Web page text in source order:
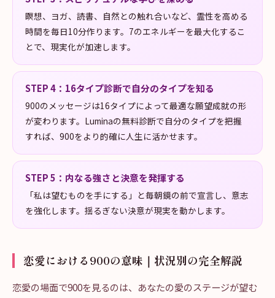
瞑想、ヨガ、読書、自然との触れ合いなど、霊性を高める
時間を毎日10分作ります。7のエネルギーを最大化するこ
とで、現実化が加速します。
STEP4 ： 16タイプ診断で自分のタイプを知る
900のメッセージは16タイプによって最適な願望成就の形
が変わります。Luminaの無料診断で自分のタイプを把握
すれば、900をより的確に人生に活かせます。
STEP5 ： 内なる強さと決意を発揮する
「私は望むものを手にする」と毎朝鏡の前で宣言し、意志
を強化します。揺るぎない決意が現実を動かします。
恋愛における900の意味｜状況別の完全解説
恋愛の場面で900を見るのは、あなたの愛のステージが望む